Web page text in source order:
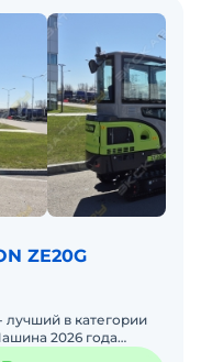
ZE20G
лучший в категории
2026 года
кабина, элект